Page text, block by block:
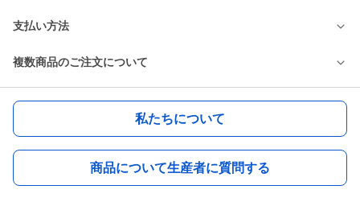
支払い方法
複数商品のご注文について
私たちについて
商品について生産者に質問する